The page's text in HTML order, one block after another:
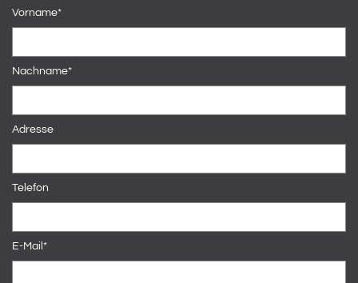
Vorname*
Nachname*
Adresse
Telefon
E-Mail*